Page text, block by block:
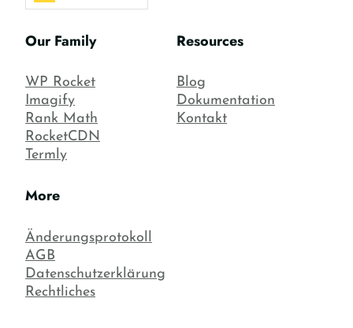
Our Family
WP Rocket
Imagify
Rank Math
RocketCDN
Termly
Resources
Blog
Dokumentation
Kontakt
More
Änderungsprotokoll
AGB
Datenschutzerklärung
Rechtliches